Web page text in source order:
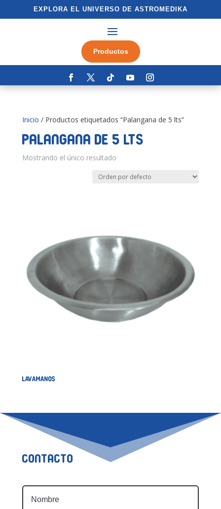
EXPLORA EL UNIVERSO DE ASTROMEDIKA
Productos
Inicio / Productos etiquetados “Palangana de 5 lts”
Palangana de 5 lts
Mostrando el único resultado
LAVAMANOS
Contacto